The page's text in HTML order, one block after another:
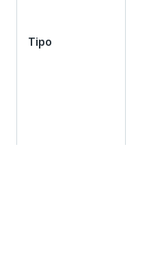
Tipo